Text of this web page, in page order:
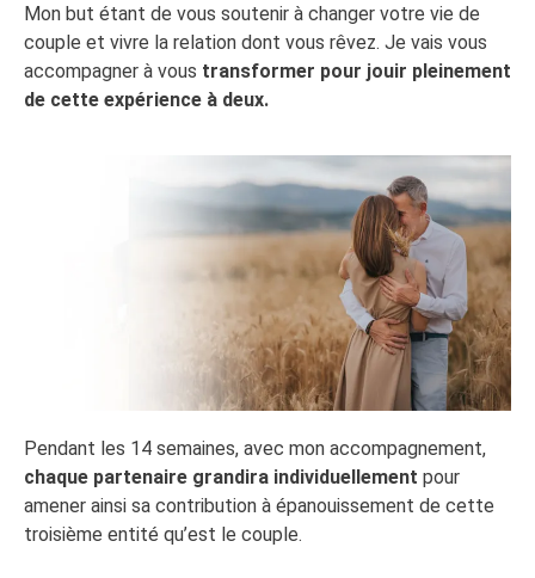
Mon but étant de vous soutenir à changer votre vie de
couple et vivre la relation dont vous rêvez. Je vais vous
accompagner à vous transformer pour jouir pleinement
de cette expérience à deux.
Pendant les 14 semaines, avec mon accompagnement,
chaque partenaire grandira individuellement pour
amener ainsi sa contribution à épanouissement de cette
troisième entité qu’est le couple.